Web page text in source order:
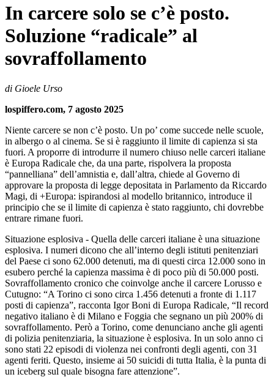
In carcere solo se c’è posto.
Soluzione “radicale” al
sovraffollamento
di Gioele Urso
lospiffero.com, 7 agosto 2025
Niente carcere se non c’è posto. Un po’ come succede nelle scuole,
in albergo o al cinema. Se si è raggiunto il limite di capienza si sta
fuori. A proporre di introdurre il numero chiuso nelle carceri italiane
è Europa Radicale che, da una parte, rispolvera la proposta
“pannelliana” dell’amnistia e, dall’altra, chiede al Governo di
approvare la proposta di legge depositata in Parlamento da Riccardo
Magi, di +Europa: ispirandosi al modello britannico, introduce il
principio che se il limite di capienza è stato raggiunto, chi dovrebbe
entrare rimane fuori.
Situazione esplosiva - Quella delle carceri italiane è una situazione
esplosiva. I numeri dicono che all’interno degli istituti penitenziari
del Paese ci sono 62.000 detenuti, ma di questi circa 12.000 sono in
esubero perché la capienza massima è di poco più di 50.000 posti.
Sovraffollamento cronico che coinvolge anche il carcere Lorusso e
Cutugno: “A Torino ci sono circa 1.456 detenuti a fronte di 1.117
posti di capienza”, racconta Igor Boni di Europa Radicale, “Il record
negativo italiano è di Milano e Foggia che segnano un più 200% di
sovraffollamento. Però a Torino, come denunciano anche gli agenti
di polizia penitenziaria, la situazione è esplosiva. In un solo anno ci
sono stati 22 episodi di violenza nei confronti degli agenti, con 31
agenti feriti. Questo, insieme ai 50 suicidi di tutta Italia, è la punta di
un iceberg sul quale bisogna fare attenzione”.